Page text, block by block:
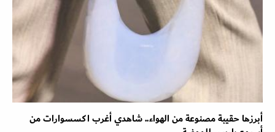
أبرزها حقيبة مصنوعة من الهواء.. شاهدي أغرب اكسسوارات من